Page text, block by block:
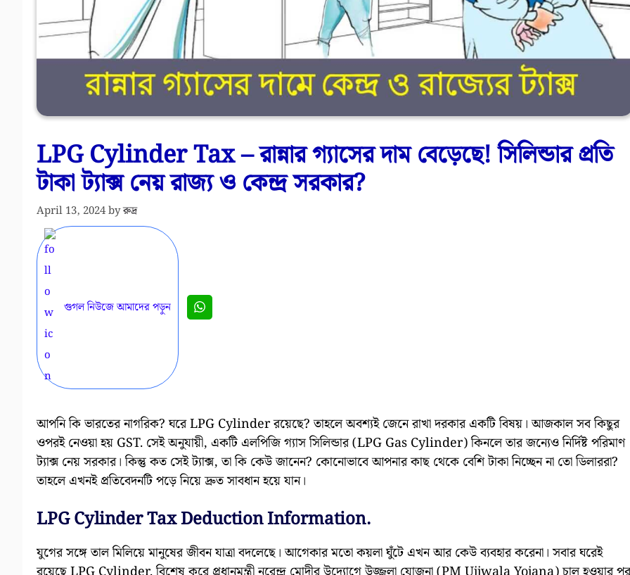
LPG Cylinder Tax – রান্নার গ্যাসের দাম বেড়েছে! সিলিন্ডার প্রতি
টাকা ট্যাক্স নেয় রাজ্য ও কেন্দ্র সরকার?
April 13, 2024byরুদ্র
গুগল নিউজে আমাদের পড়ুন
আপনি কি ভারতের নাগরিক? ঘরে LPG Cylinder রয়েছে? তাহলে অবশ্যই জেনে রাখা দরকার একটি বিষয়। আজকাল সব কিছুর
ওপরই নেওয়া হয় GST. সেই অনুযায়ী, একটি এলপিজি গ্যাস সিলিন্ডার (LPG Gas Cylinder) কিনলে তার জন্যেও নির্দিষ্ট পরিমাণ
ট্যাক্স নেয় সরকার। কিন্তু কত সেই ট্যাক্স, তা কি কেউ জানেন? কোনোভাবে আপনার কাছ থেকে বেশি টাকা নিচ্ছেন না তো ডিলাররা?
তাহলে এখনই প্রতিবেদনটি পড়ে নিয়ে দ্রুত সাবধান হয়ে যান।
LPG Cylinder Tax Deduction Information.
যুগের সঙ্গে তাল মিলিয়ে মানুষের জীবন যাত্রা বদলেছে। আগেকার মতো কয়লা ঘুঁটে এখন আর কেউ ব্যবহার করেনা। সবার ঘরেই